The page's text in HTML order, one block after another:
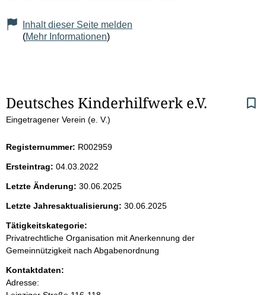
Inhalt dieser Seite melden
(Mehr Informationen)
S
e
i
t
e
n
i
n
Deutsches Kinderhilfwerk e.V.
Eingetragener Verein (e. V.)
Registernummer: R002959
Ersteintrag: 04.03.2022
Letzte Änderung: 30.06.2025
Letzte Jahresaktualisierung: 30.06.2025
Tätigkeitskategorie:
Privatrechtliche Organisation mit Anerkennung der
Gemeinnützigkeit nach Abgabenordnung
Kontaktdaten:
Adresse: